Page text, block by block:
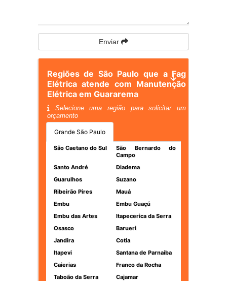
Enviar
Regiões de São Paulo que a Fag
Elétrica atende com Manutenção
Elétrica em Guararema
Selecione uma região para solicitar um
orçamento
Grande São Paulo
São Caetano do Sul
São Bernardo do
Campo
Santo André
Diadema
Guarulhos
Suzano
Ribeirão Pires
Mauá
Embu
Embu Guaçú
Embu das Artes
Itapecerica da Serra
Osasco
Barueri
Jandira
Cotia
Itapevi
Santana de Parnaíba
Caierias
Franco da Rocha
Taboão da Serra
Cajamar